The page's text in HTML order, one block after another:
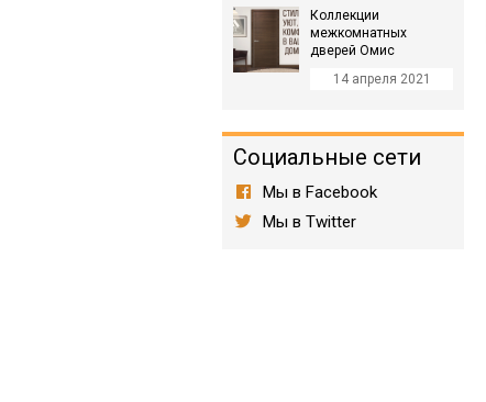
Коллекции
межкомнатных
дверей Омис
14 апреля 2021
Социальные сети
Мы в Facebook
Мы в Twitter